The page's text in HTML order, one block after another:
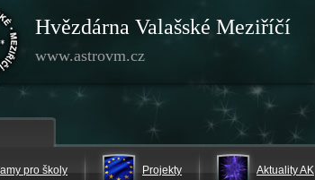
Hvězdárna Valašské Meziříčí
www.astrovm.cz
pro školy Projekty Aktuality AK